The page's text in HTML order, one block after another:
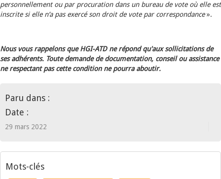
personnellement ou par procuration dans un bureau de vote où elle est
inscrite si elle n’a pas exercé son droit de vote par correspondance».
Nous vous rappelons que HGI-ATD ne répond qu'aux sollicitations de
ses adhérents. Toute demande de documentation, conseil ou assistance
ne respectant pas cette condition ne pourra aboutir.
Paru dans :
Date :
29 mars 2022
Mots-clés